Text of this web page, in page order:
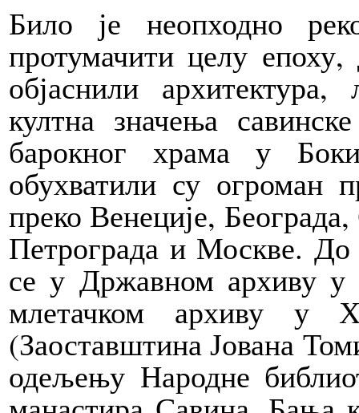
Било је неопходно
протумачити целу
објаснили
култна значења
барокног храма у
обухватили су огроман
преко Венеције,
Петрограда и Москве.
се у Државном архиву у
млетачком архиву у
(Заоставштина Јована
одељењу Народне